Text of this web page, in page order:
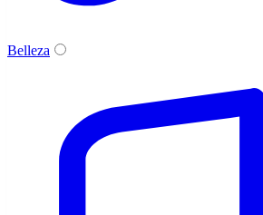
Belleza